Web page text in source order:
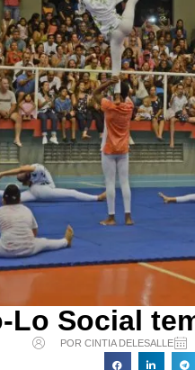
Lo Social
POR CINTIA DELESALLE